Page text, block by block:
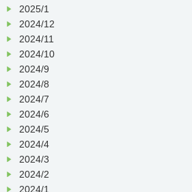
2025/1
2024/12
2024/11
2024/10
2024/9
2024/8
2024/7
2024/6
2024/5
2024/4
2024/3
2024/2
2024/1